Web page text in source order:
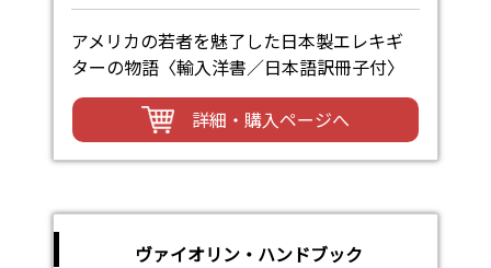
アメリカの若者を魅了した日本製エレキギ
ターの物語〈輸入洋書／日本語訳冊子付〉
詳細・購入ページへ
ヴァイオリン・ハンドブック